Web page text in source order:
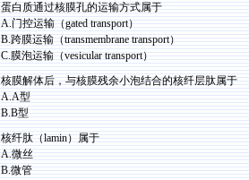
蛋白质通过核膜孔的运输方式属于
A.门控运输（gated transport）
B.跨膜运输（transmembrane transport）
C.膜泡运输（vesicular transport）
核膜解体后，与核膜残余小泡结合的核纤层肽属于
A.A型
B.B型
核纤肽（lamin）属于
A.微丝
B.微管